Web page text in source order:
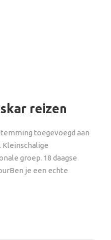
reizen
toegevoegd aan
Kleinschalige
groep. 18 daagse
je een echte